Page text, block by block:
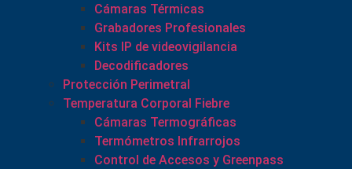
Cámaras Térmicas
Grabadores Profesionales
Kits IP de videovigilancia
Decodificadores
Protección Perimetral
Temperatura Corporal Fiebre
Cámaras Termográficas
Termómetros Infrarrojos
Control de Accesos y Greenpass